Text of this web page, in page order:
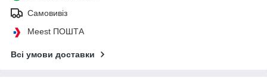
Самовивіз
Meest ПОШТА
Всі умови доставки